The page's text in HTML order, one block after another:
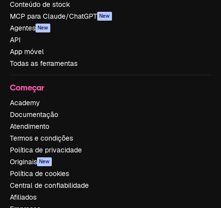
Conteúdo de stock
MCP para Claude/ChatGPT New
Agentes New
API
App móvel
Todas as ferramentas
Começar
Academy
Documentação
Atendimento
Termos e condições
Política de privacidade
Originais New
Política de cookies
Central de confiabilidade
Afiliados